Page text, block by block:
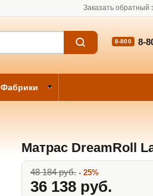
Заказать обратный
8-800 8-
Фабрики
Матрас DreamRoll
48 184 руб. - 25%
36 138 руб.